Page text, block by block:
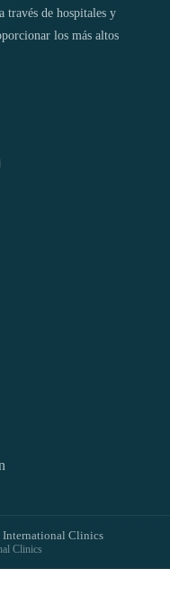
través de hospitales y
los más altos
International Clinics
Clinics